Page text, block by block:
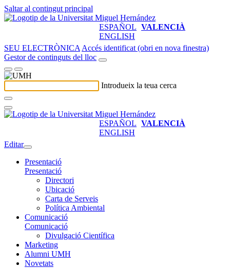
Saltar al contingut principal
ESPAÑOL VALENCIÀ
ENGLISH
SEU ELECTRÒNICA Accés identificat (obri en nova finestra)
Gestor de continguts del lloc
Introdueix la teua cerca
ESPAÑOL VALENCIÀ
ENGLISH
Editar
Presentació
Presentació
Directori
Ubicació
Carta de Serveis
Política Ambiental
Comunicació
Comunicació
Divulgació Científica
Marketing
Alumni UMH
Novetats